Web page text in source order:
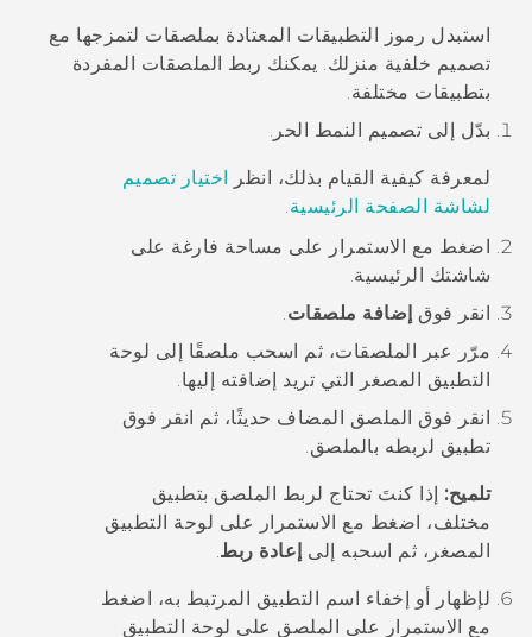
الدعم
أجهزة HTC والملحقات
استبدل رموز التطبيقات المعتادة بملصقات لتمزجها مع
تصميم خلفية منزلك. يمكنك ربط الملصقات المفردة
بتطبيقات مختلفة.
بدّل إلى تصميم
النمط الحر .
لمعرفة كيفية القيام بذلك، انظر
اختيار تصميم
لشاشة الصفحة الرئيسية.
اضغط مع الاستمرار على مساحة فارغة على
شاشتك
الرئيسية.
انقر فوق إضافة ملصقات.
مرّر عبر الملصقات، ثم اسحب ملصقًا إلى لوحة
التطبيق المصغر التي تريد إضافته إليها.
انقر فوق الملصق المضاف حديثًا، ثم انقر فوق
تطبيق لربطه بالملصق.
تلميح: إذا كنتَ تحتاج لربط الملصق بتطبيق
مختلف، اضغط مع الاستمرار على لوحة التطبيق
المصغر، ثم اسحبه إلى إعادة ربط.
لإظهار أو إخفاء اسم التطبيق المرتبط به، اضغط
مع الاستمرار على الملصق على لوحة التطبيق